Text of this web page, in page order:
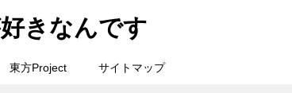
きなんです
東方Project サイトマップ